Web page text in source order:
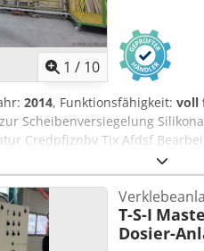
1 / 10
2014, Funktionsfähigkeit: voll
Scheibenversiegelung
Credpfjznbv Tjx Afdsf
T-S-I
Dosier-